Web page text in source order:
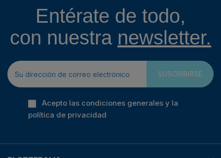
Entérate de todo,
con nuestra newsletter.
SUSCRIBIRSE
Acepto las condiciones generales y la
política de privacidad